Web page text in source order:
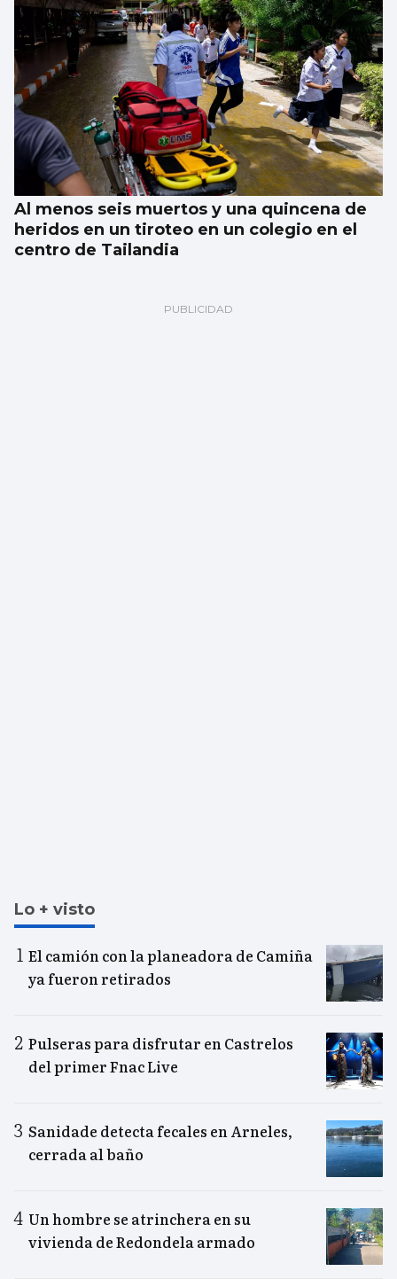
Al menos seis muertos y una quincena de
heridos en un tiroteo en un colegio en el
centro de Tailandia
Lo + visto
El camión con la planeadora de Camiña
ya fueron retirados
Pulseras para disfrutar en Castrelos
del primer Fnac Live
Sanidade detecta fecales en Arneles,
cerrada al baño
Un hombre se atrinchera en su
vivienda de Redondela armado